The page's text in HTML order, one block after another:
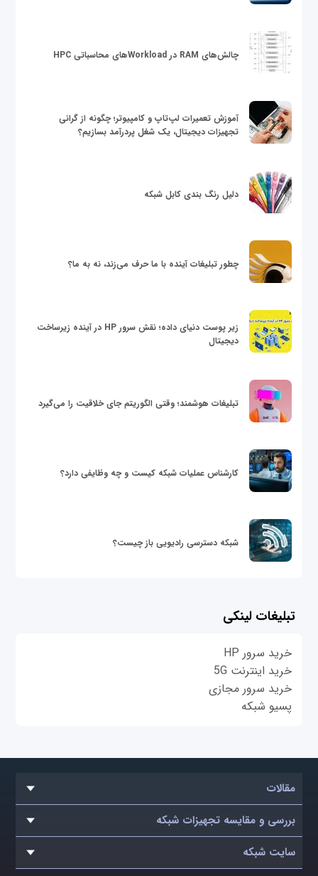
چالش‌های RAM در Workloadهای محاسباتی HPC
آموزش تعمیرات لپ‌تاپ و کامپیوتر؛ چگونه از گرانی
تجهیزات دیجیتال، یک شغل پردرآمد بسازیم؟
دلیل رنگ بندی کابل شبکه
چطور تبلیغات آینده با ما حرف می‌زند، نه به ما؟
زیر پوست دنیای داده؛ نقش سرور HP در آینده زیرساخت
دیجیتال
تبلیغات هوشمند؛ وقتی الگوریتم جای خلاقیت را می‌گیرد
کارشناس عملیات شبکه کیست و چه وظایفی دارد؟
شبکه دسترسی رادیویی باز چیست؟
تبلیغات لینکی
خرید سرور HP
خرید اینترنت 5G
خرید سرور مجازی
پسیو شبکه
مقالات
بررسی و مقایسه تجهیزات شبکه
سایت شبکه